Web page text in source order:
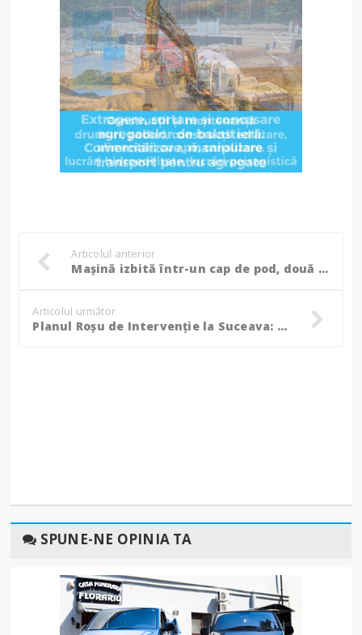
Articolul anterior
Mașină izbită într-un cap de pod, două persoane au ajuns la spital!
Articolul următor
Planul Roșu de Intervenție la Suceava: Accident cu doi morți și opt răniți! (Foto, Video)
SPUNE-NE OPINIA TA